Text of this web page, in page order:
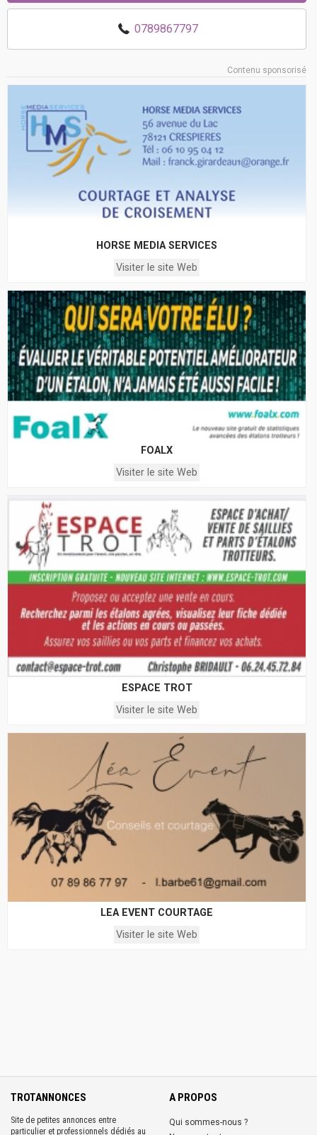
0789867797
Contenu sponsorisé
HORSE MEDIA SERVICES
Visiter le site Web
FOALX
Visiter le site Web
ESPACE TROT
Visiter le site Web
LEA EVENT COURTAGE
Visiter le site Web
TROTANNONCES
Site de petites annonces entre
particulier et professionnels dédiés au
A PROPOS
Qui sommes-nous ?